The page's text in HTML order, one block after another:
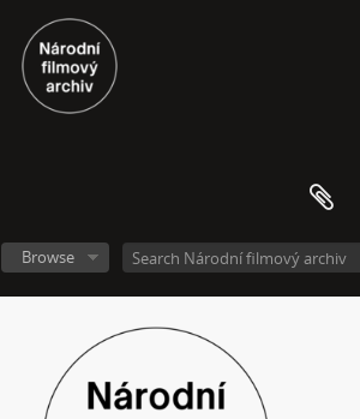
Browse
[Subseries] Věž – Věž I., Věž II.
[Subseries] Tanec na ruinách muzea
[Subseries] Music F Club
[Subseries] Skála u Humpolce
[Subseries] Underground
[Subseries] Rokle